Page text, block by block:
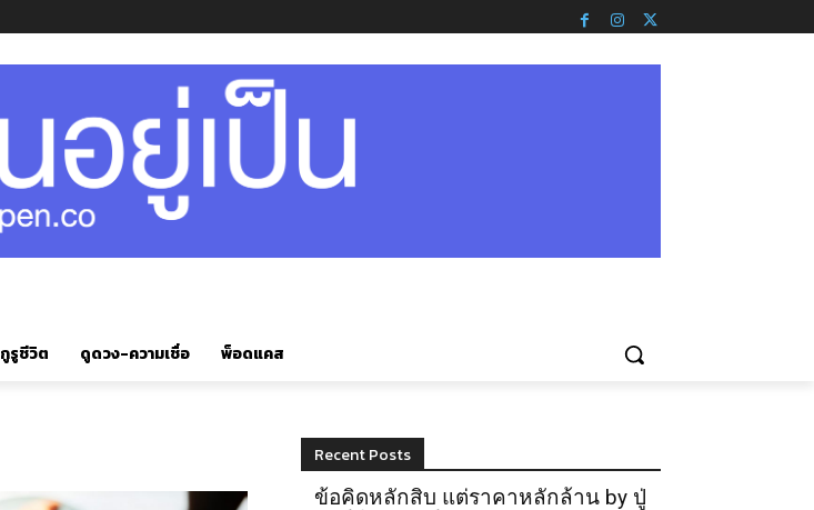
กูรูชีวิต ดูดวง-ความเชื่อ พ็อดแคส
Recent Posts
ข้อคิดหลักสิบ แต่ราคาหลักล้าน by ปู่